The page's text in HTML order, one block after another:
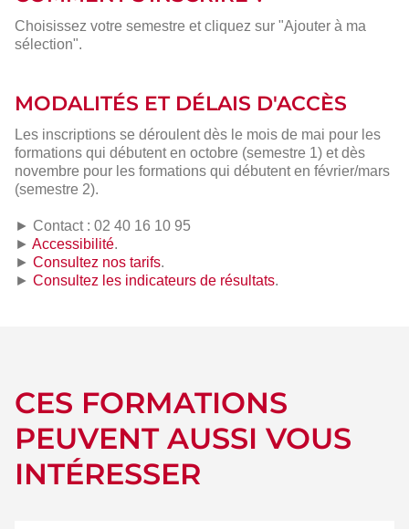
Choisissez votre semestre et cliquez sur "Ajouter à ma
sélection".
MODALITÉS ET DÉLAIS D'ACCÈS
Les inscriptions se déroulent dès le mois de mai pour les
formations qui débutent en octobre (semestre 1) et dès
novembre pour les formations qui débutent en février/mars
(semestre 2).
► Contact : 02 40 16 10 95
► Accessibilité.
► Consultez nos tarifs.
► Consultez les indicateurs de résultats.
CES FORMATIONS
PEUVENT AUSSI VOUS
INTÉRESSER